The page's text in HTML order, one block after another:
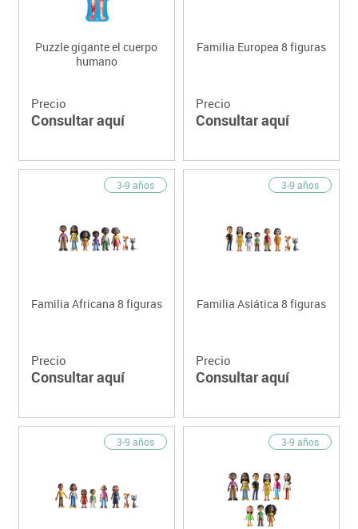
Puzzle gigante el cuerpo
humano
Precio
Consultar aquí
Familia Europea 8 figuras
Precio
Consultar aquí
3-9 años
Familia Africana 8 figuras
Precio
Consultar aquí
3-9 años
Familia Asiática 8 figuras
Precio
Consultar aquí
3-9 años 3-9 años